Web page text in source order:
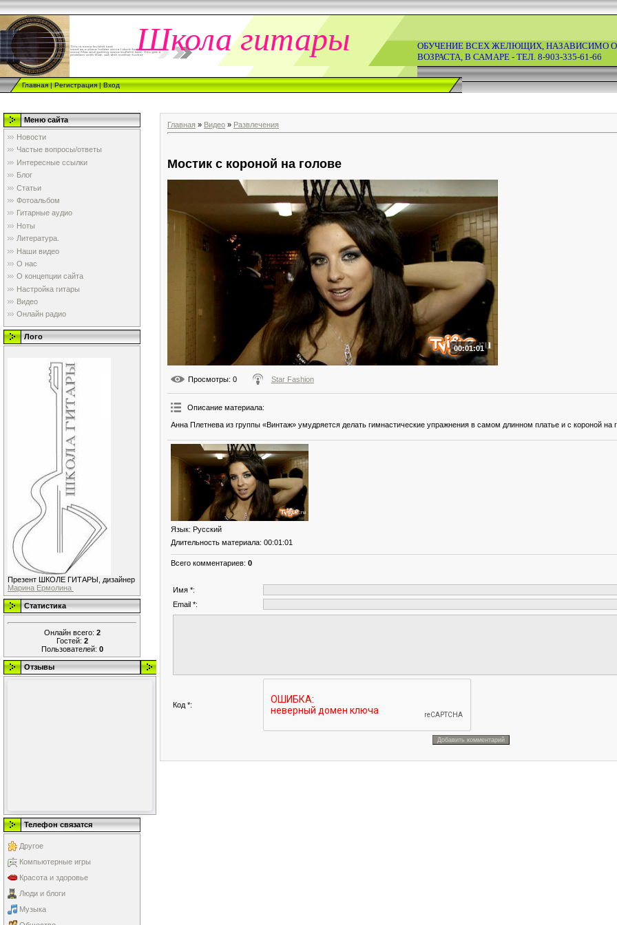
Школа гитары
ОБУЧЕНИЕ ВСЕХ ЖЕЛЮЩИХ, НАЗАВИСИМО
ВОЗРАСТА, В САМАРЕ - ТЕЛ. 8-903-335-61-66
Главная|Регистрация|Вход
Меню сайта
Новости
Частые вопросы/ответы
Интересные ссылки
Блог
Статьи
Фотоальбом
Гитарные аудио
Ноты
Литература.
Наши видео
О нас
О концепции сайта
Настройка гитары
Видео
Онлайн радио
Лого
Презент ШКОЛЕ ГИТАРЫ, дизайнер
Марина Ермолина
Статистика
Онлайн всего: 2
Гостей: 2
Пользователей: 0
Отзывы
Телефон связатся
Другое
Компьютерные игры
Красота и здоровье
Люди и блоги
Музыка
Главная » Видео » Развлечения
Мостик с короной на голове
00:01:01
Просмотры: 0 Star Fashion
Описание материала:
Анна Плетнева из группы «Винтаж» умудряется делать гимнастические упражнения в самом длинном платье и с короной на
Язык: Русский
Длительность материала: 00:01:01
Всего комментариев: 0
Имя *:
Email *:
Код *: